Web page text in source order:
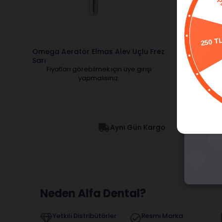
Omega Aeratör Elmas Alev Uçlu Frez
Sarı
Fiyatları görebilmek için üye girişi
yapmalısınız.
Omega
Kırmızı
Aynı Gün Kargo
Neden Alfa Dental?
Yetkili Distribütörler
Resmi Marka
250 TL